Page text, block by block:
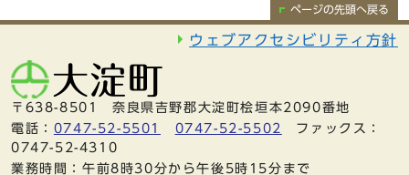
ページの先頭へ戻る
ウェブアクセシビリティ方針
〒638-8501 奈良県吉野郡大淀町桧垣本2090番地
電話： 0747-52-5501 0747-52-5502
ファックス：
0747-52-4310
業務時間：午前8時30分から午後5時15分まで